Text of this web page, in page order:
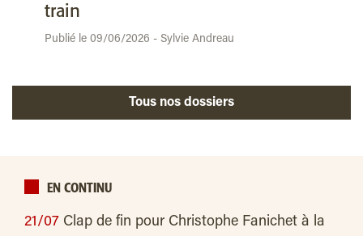
train
Publié le 09/06/2026 - Sylvie Andreau
Tous nos dossiers
EN CONTINU
21/07 Clap de fin pour Christophe Fanichet à la